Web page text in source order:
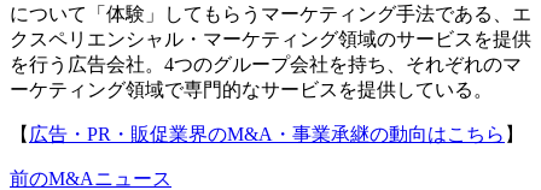
について「体験」してもらうマーケティング手法である、エ
クスペリエンシャル・マーケティング領域のサービスを提供
を行う広告会社。4つのグループ会社を持ち、それぞれのマ
ーケティング領域で専門的なサービスを提供している。
【 広告・PR・販促業界のM&A・事業承継の動向はこちら 】
前のM&Aニュース